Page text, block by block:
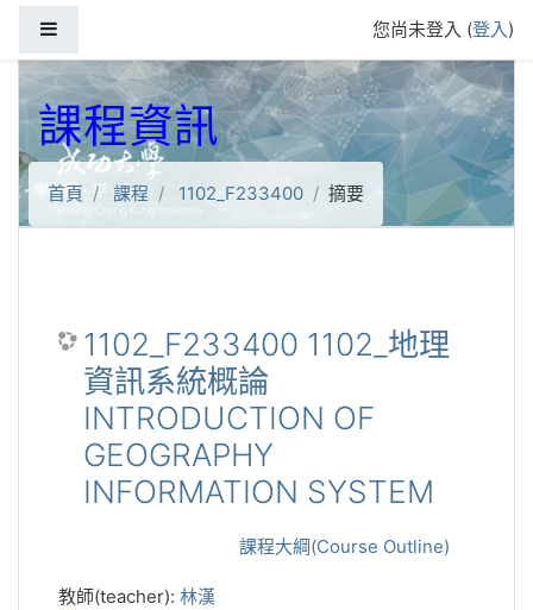
您尚未登入 (登入)
課程資訊
首頁 課程 1102_F233400 摘要
1102_F233400 1102_地理
資訊系統概論
INTRODUCTION OF
GEOGRAPHY
INFORMATION SYSTEM
課程大綱(Course Outline)
教師(teacher): 林漢